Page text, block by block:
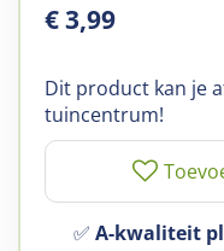
€3,99
Dit product kan je
tuincentrum!
✅ A-kwaliteit